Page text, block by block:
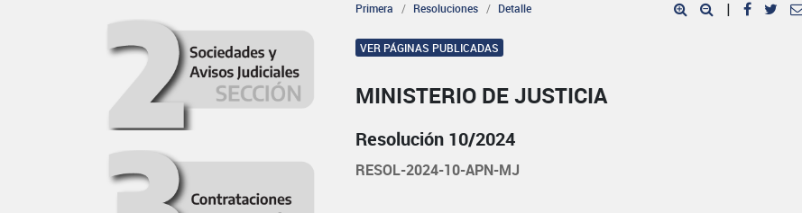
Primera Resoluciones Detalle |
VER PÁGINAS PUBLICADAS
MINISTERIO DE JUSTICIA
Resolución 10/2024
RESOL-2024-10-APN-MJ